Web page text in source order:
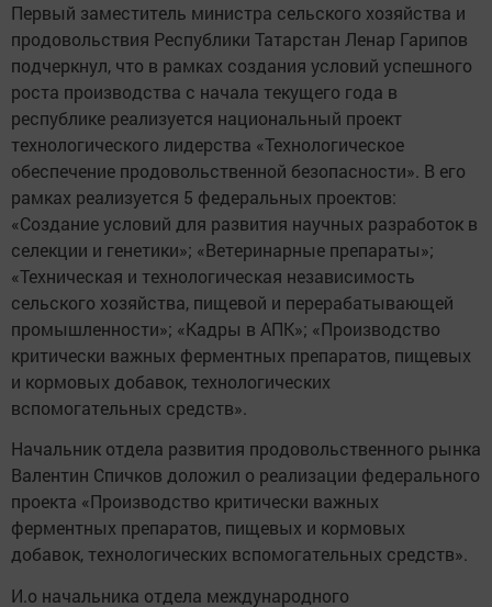
Первый заместитель министра сельского хозяйства и
продовольствия Республики Татарстан Ленар Гарипов
подчеркнул, что в рамках создания условий успешного
роста производства с начала текущего года в
республике реализуется национальный проект
технологического лидерства «Технологическое
обеспечение продовольственной безопасности». В его
рамках реализуется 5 федеральных проектов:
«Создание условий для развития научных разработок в
селекции и генетики»; «Ветеринарные препараты»;
«Техническая и технологическая независимость
сельского хозяйства, пищевой и перерабатывающей
промышленности»; «Кадры в АПК»; «Производство
критически важных ферментных препаратов, пищевых
и кормовых добавок, технологических
вспомогательных средств».
Начальник отдела развития продовольственного рынка
Валентин Спичков доложил о реализации федерального
проекта «Производство критически важных
ферментных препаратов, пищевых и кормовых
добавок, технологических вспомогательных средств».
И.о начальника отдела международного